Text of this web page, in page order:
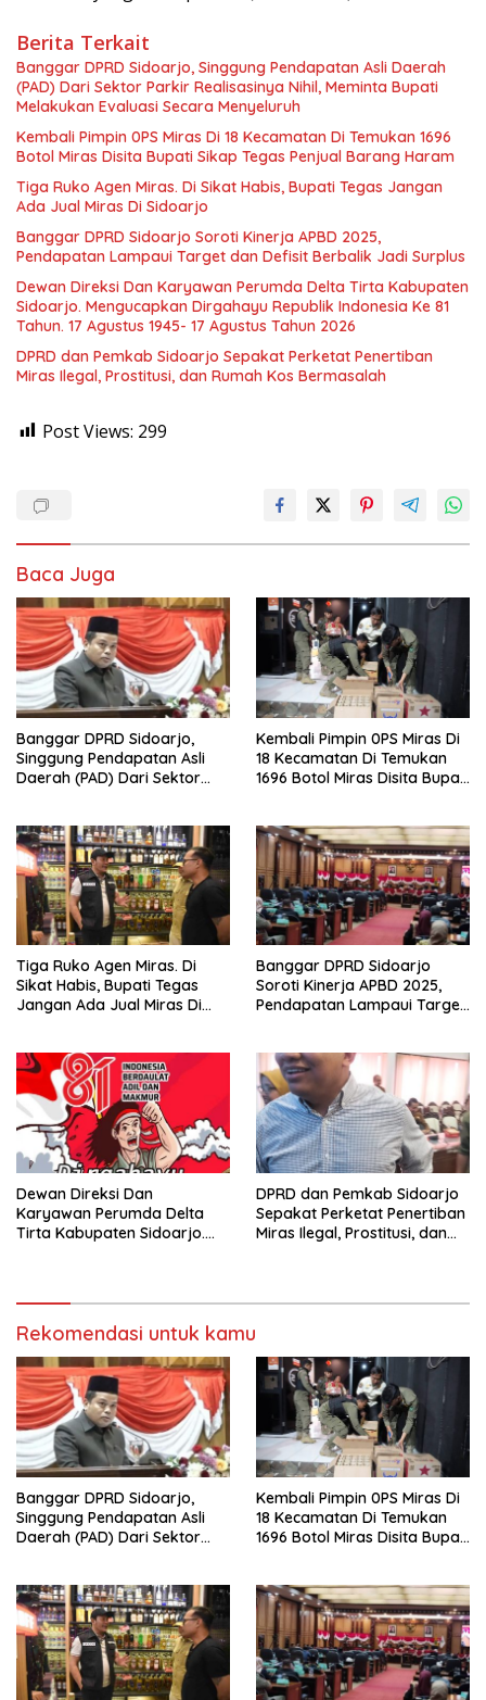
Berita Terkait
Banggar DPRD Sidoarjo, Singgung Pendapatan Asli Daerah
(PAD) Dari Sektor Parkir Realisasinya Nihil, Meminta Bupati
Melakukan Evaluasi Secara Menyeluruh
Kembali Pimpin 0PS Miras Di 18 Kecamatan Di Temukan 1696
Botol Miras Disita Bupati Sikap Tegas Penjual Barang Haram
Tiga Ruko Agen Miras. Di Sikat Habis, Bupati Tegas Jangan
Ada Jual Miras Di Sidoarjo
Banggar DPRD Sidoarjo Soroti Kinerja APBD 2025,
Pendapatan Lampaui Target dan Defisit Berbalik Jadi Surplus
Dewan Direksi Dan Karyawan Perumda Delta Tirta Kabupaten
Sidoarjo. Mengucapkan Dirgahayu Republik Indonesia Ke 81
Tahun. 17 Agustus 1945- 17 Agustus Tahun 2026
DPRD dan Pemkab Sidoarjo Sepakat Perketat Penertiban
Miras Ilegal, Prostitusi, dan Rumah Kos Bermasalah
Post Views: 299
Baca Juga
Banggar DPRD Sidoarjo,
Singgung Pendapatan Asli
Daerah (PAD) Dari Sektor
Evaluasi Secara Menyeluruh
Kembali Pimpin 0PS Miras Di
18 Kecamatan Di Temukan
1696 Botol Miras Disita Bupati
Tiga Ruko Agen Miras. Di
Sikat Habis, Bupati Tegas
Jangan Ada Jual Miras Di
Banggar DPRD Sidoarjo
Soroti Kinerja APBD 2025,
Pendapatan Lampaui Target
Dewan Direksi Dan
Karyawan Perumda Delta
Tirta Kabupaten Sidoarjo.
Agustus Tahun 2026
DPRD dan Pemkab Sidoarjo
Sepakat Perketat Penertiban
Miras Ilegal, Prostitusi, dan
Rekomendasi untuk kamu
Banggar DPRD Sidoarjo,
Singgung Pendapatan Asli
Daerah (PAD) Dari Sektor
Evaluasi Secara Menyeluruh
Kembali Pimpin 0PS Miras Di
18 Kecamatan Di Temukan
1696 Botol Miras Disita Bupati